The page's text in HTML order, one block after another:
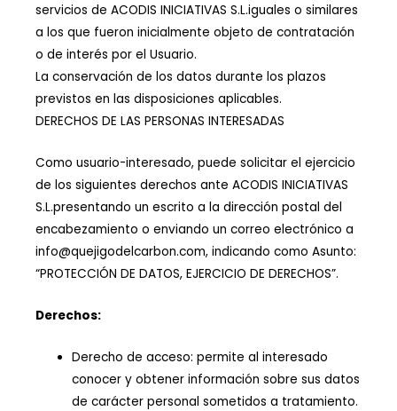
servicios de ACODIS INICIATIVAS S.L.iguales o similares
a los que fueron inicialmente objeto de contratación
o de interés por el Usuario.
La conservación de los datos durante los plazos
previstos en las disposiciones aplicables.
DERECHOS DE LAS PERSONAS INTERESADAS
Como usuario-interesado, puede solicitar el ejercicio
de los siguientes derechos ante ACODIS INICIATIVAS
S.L.presentando un escrito a la dirección postal del
encabezamiento o enviando un correo electrónico a
info@quejigodelcarbon.com, indicando como Asunto:
“PROTECCIÓN DE DATOS, EJERCICIO DE DERECHOS”.
Derechos:
Derecho de acceso: permite al interesado
conocer y obtener información sobre sus datos
de carácter personal sometidos a tratamiento.